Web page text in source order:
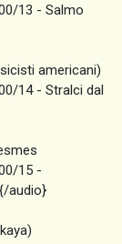
13 - Salmo
americani)
14 - Stralci dal
15 -
audio}